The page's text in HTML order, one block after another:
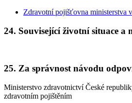
Zdravotní pojišťovna ministerstva
24. Související životní situace a
25. Za správnost návodu
Ministerstvo zdravotnictví České
zdravotním pojištěním